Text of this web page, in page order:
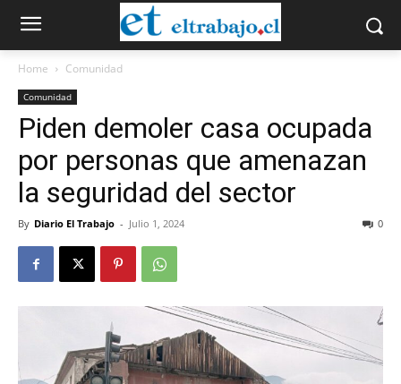
Home Comunidad
Comunidad
Piden demoler casa ocupada
por personas que amenazan
la seguridad del sector
By Diario El Trabajo - Julio 1, 2024 0